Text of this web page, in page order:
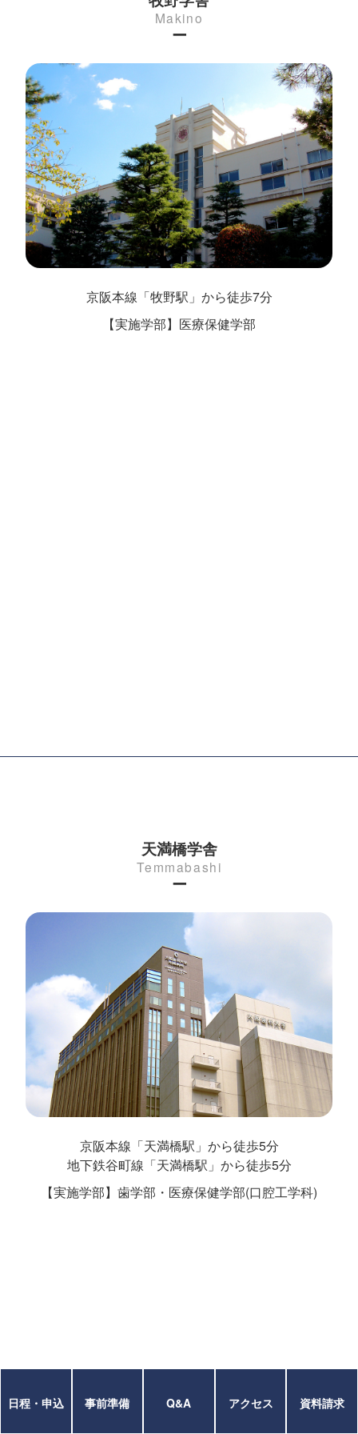
Makino
ー
京阪本線「牧野駅」から徒歩7分
【実施学部】医療保健学部
天満橋学舎
Temmabashi
ー
京阪本線「天満橋駅」から徒歩5分
地下鉄谷町線「天満橋駅」から徒歩5分
【実施学部】歯学部・医療保健学部(口腔工学科)
日程・申込 事前準備 Q&A アクセス 資料請求